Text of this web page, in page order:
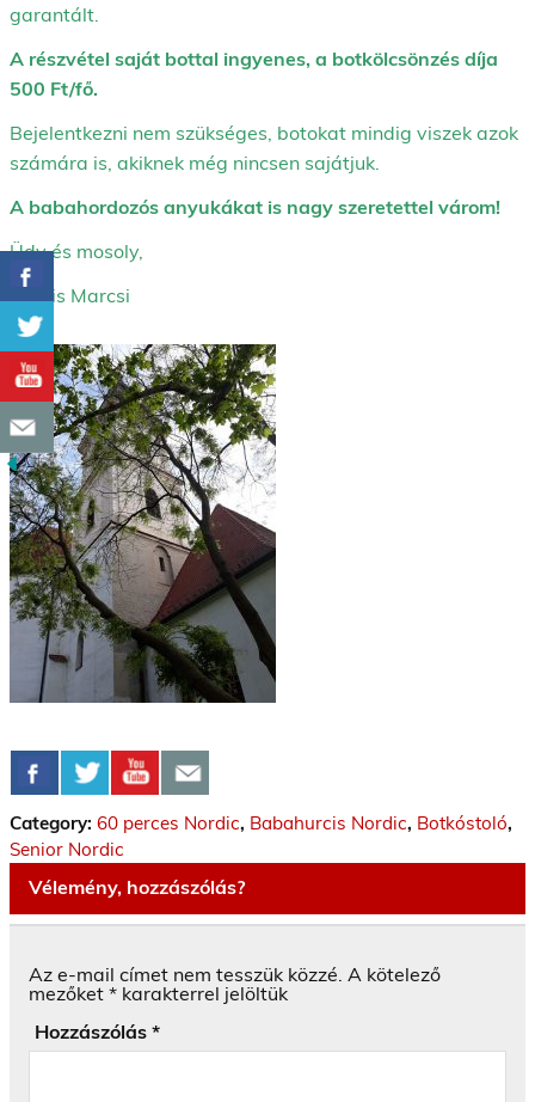
garantált.
A részvétel saját bottal ingyenes, a botkölcsönzés díja
500 Ft/fő.
Bejelentkezni nem szükséges, botokat mindig viszek azok
számára is, akiknek még nincsen sajátjuk.
A babahordozós anyukákat is nagy szeretettel várom!
Üdv és mosoly,
Kocsis Marcsi
Category: 60 perces Nordic, Babahurcis Nordic, Botkóstoló,
Senior Nordic
Vélemény, hozzászólás?
Az e-mail címet nem tesszük közzé. A kötelező
mezőket * karakterrel jelöltük
Hozzászólás *